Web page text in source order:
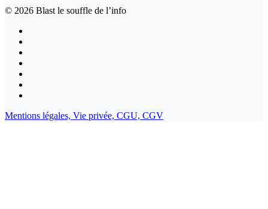
© 2026 Blast le souffle de l’info
Mentions légales, Vie privée, CGU, CGV